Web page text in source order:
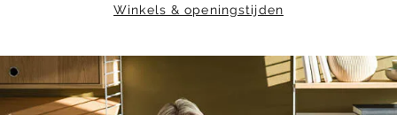
Winkels & openingstijden